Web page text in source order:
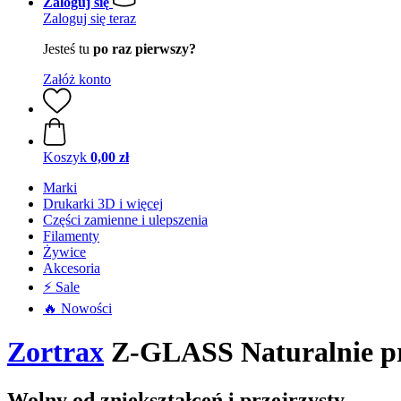
Zaloguj się teraz
Jesteś tu po raz pierwszy?
Załóż konto
Koszyk 0,00 zł
Marki
Drukarki 3D i więcej
Części zamienne i ulepszenia
Filamenty
Żywice
Akcesoria
⚡ Sale
🔥 Nowości
Zortrax Z-GLASS Naturalnie